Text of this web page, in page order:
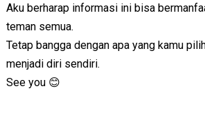
Aku berharap informasi ini bisa
teman semua.
Tetap bangga dengan apa yang kamu
menjadi diri sendiri.
See you 😊